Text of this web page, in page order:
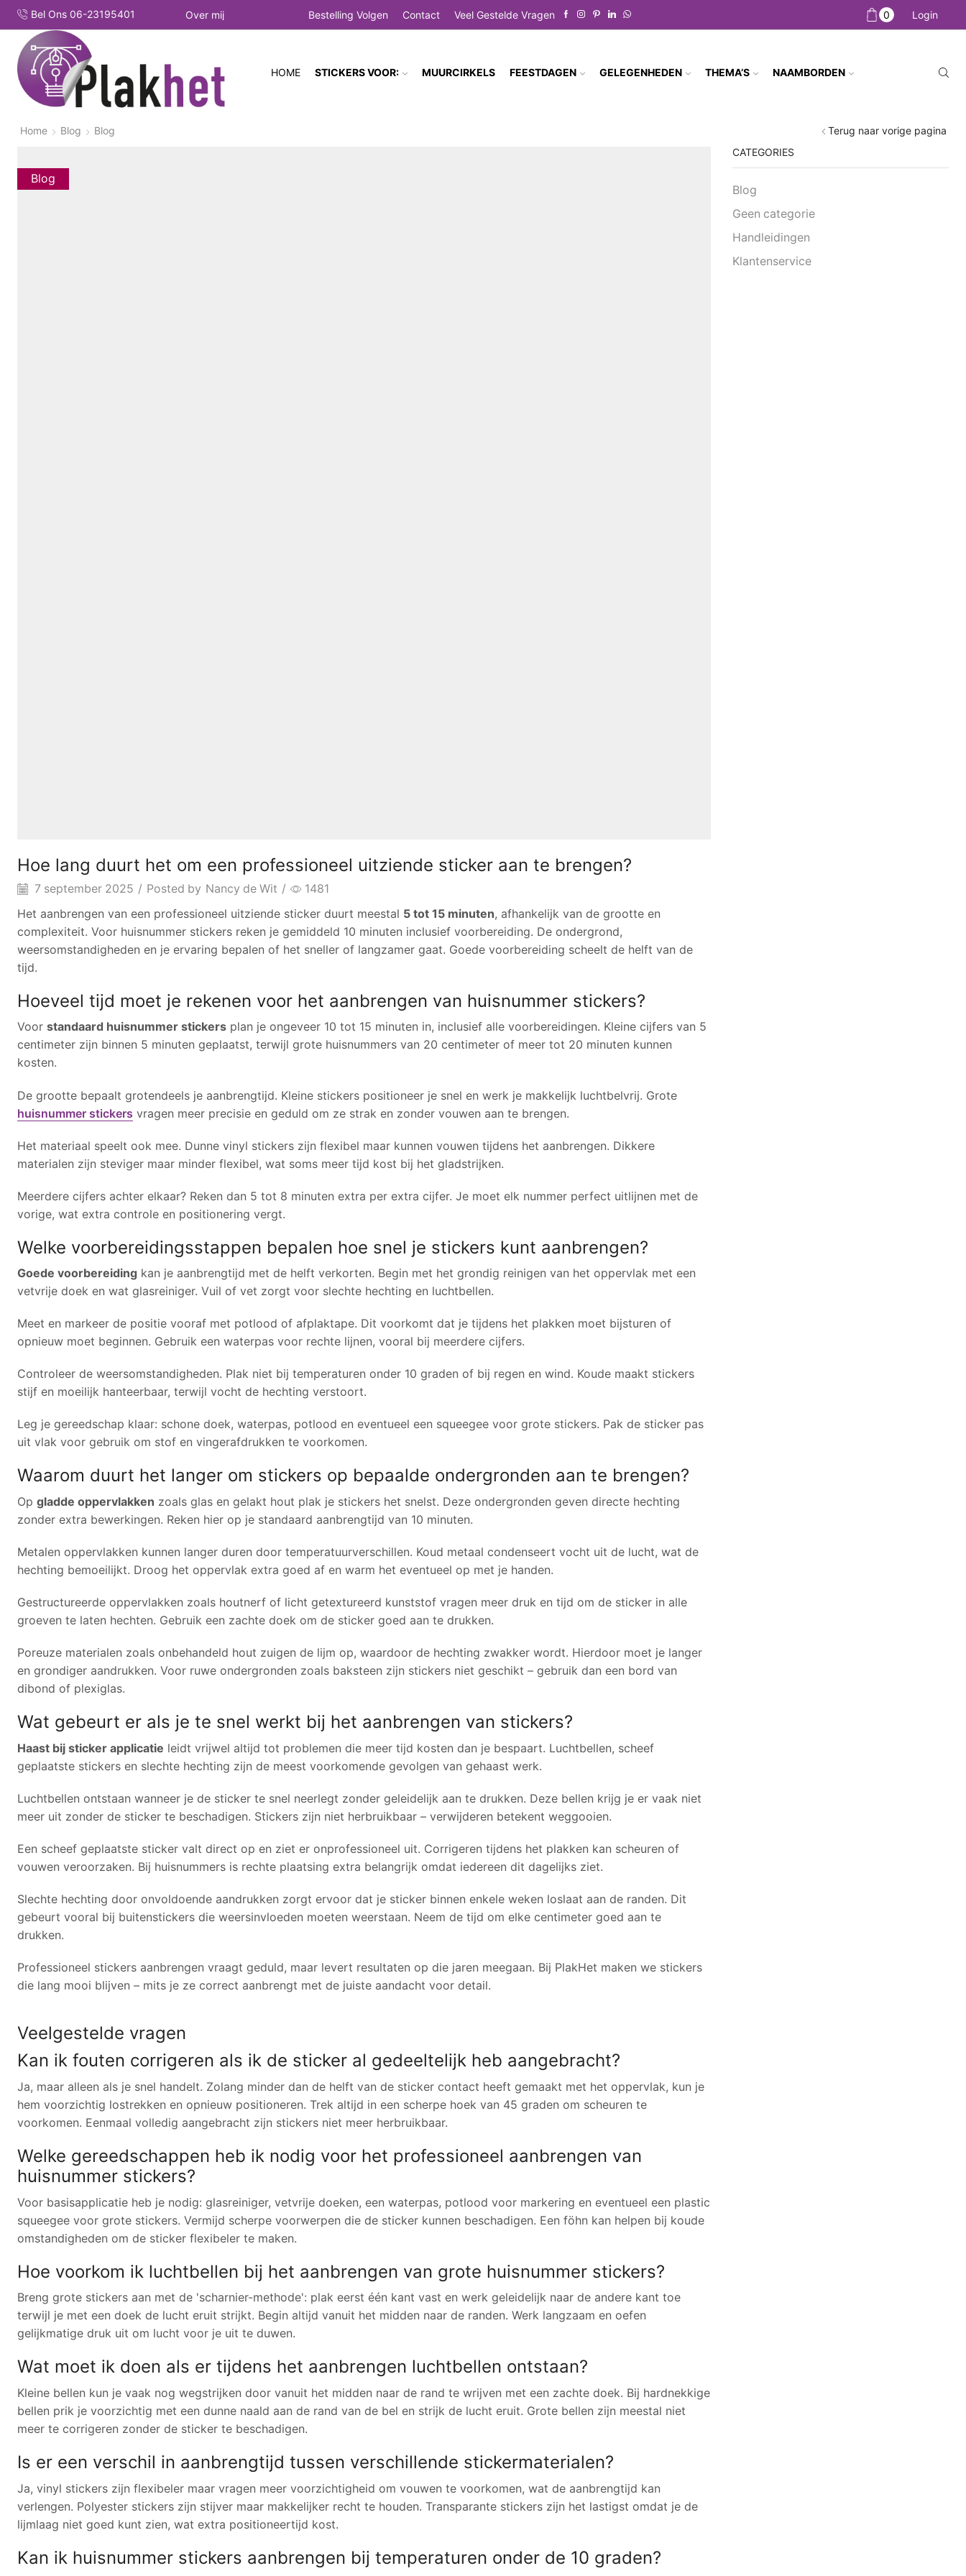
Bel Ons 06-23195401 Over mij Bestelling Volgen Contact Veel Gestelde Vragen 0 Login
HOME STICKERS VOOR: MUURCIRKELS FEESTDAGEN GELEGENHEDEN THEMA’S NAAMBORDEN
Terug naar vorige pagina
Home Blog Blog
Blog
Hoe lang duurt het om een professioneel uitziende sticker aan te brengen?
7 september 2025 / Posted by Nancy de Wit / 1481
Het aanbrengen van een professioneel uitziende sticker duurt meestal 5 tot 15 minuten, afhankelijk van de grootte en
complexiteit. Voor huisnummer stickers reken je gemiddeld 10 minuten inclusief voorbereiding. De ondergrond,
weersomstandigheden en je ervaring bepalen of het sneller of langzamer gaat. Goede voorbereiding scheelt de helft van de
tijd.
Hoeveel tijd moet je rekenen voor het aanbrengen van huisnummer stickers?
Voor standaard huisnummer stickers plan je ongeveer 10 tot 15 minuten in, inclusief alle voorbereidingen. Kleine cijfers van 5
centimeter zijn binnen 5 minuten geplaatst, terwijl grote huisnummers van 20 centimeter of meer tot 20 minuten kunnen
kosten.
De grootte bepaalt grotendeels je aanbrengtijd. Kleine stickers positioneer je snel en werk je makkelijk luchtbelvrij. Grote
huisnummer stickers vragen meer precisie en geduld om ze strak en zonder vouwen aan te brengen.
Het materiaal speelt ook mee. Dunne vinyl stickers zijn flexibel maar kunnen vouwen tijdens het aanbrengen. Dikkere
materialen zijn steviger maar minder flexibel, wat soms meer tijd kost bij het gladstrijken.
Meerdere cijfers achter elkaar? Reken dan 5 tot 8 minuten extra per extra cijfer. Je moet elk nummer perfect uitlijnen met de
vorige, wat extra controle en positionering vergt.
Welke voorbereidingsstappen bepalen hoe snel je stickers kunt aanbrengen?
Goede voorbereiding kan je aanbrengtijd met de helft verkorten. Begin met het grondig reinigen van het oppervlak met een
vetvrije doek en wat glasreiniger. Vuil of vet zorgt voor slechte hechting en luchtbellen.
Meet en markeer de positie vooraf met potlood of afplaktape. Dit voorkomt dat je tijdens het plakken moet bijsturen of
opnieuw moet beginnen. Gebruik een waterpas voor rechte lijnen, vooral bij meerdere cijfers.
Controleer de weersomstandigheden. Plak niet bij temperaturen onder 10 graden of bij regen en wind. Koude maakt stickers
stijf en moeilijk hanteerbaar, terwijl vocht de hechting verstoort.
Leg je gereedschap klaar: schone doek, waterpas, potlood en eventueel een squeegee voor grote stickers. Pak de sticker pas
uit vlak voor gebruik om stof en vingerafdrukken te voorkomen.
Waarom duurt het langer om stickers op bepaalde ondergronden aan te brengen?
Op gladde oppervlakken zoals glas en gelakt hout plak je stickers het snelst. Deze ondergronden geven directe hechting
zonder extra bewerkingen. Reken hier op je standaard aanbrengtijd van 10 minuten.
Metalen oppervlakken kunnen langer duren door temperatuurverschillen. Koud metaal condenseert vocht uit de lucht, wat de
hechting bemoeilijkt. Droog het oppervlak extra goed af en warm het eventueel op met je handen.
Gestructureerde oppervlakken zoals houtnerf of licht getextureerd kunststof vragen meer druk en tijd om de sticker in alle
groeven te laten hechten. Gebruik een zachte doek om de sticker goed aan te drukken.
Poreuze materialen zoals onbehandeld hout zuigen de lijm op, waardoor de hechting zwakker wordt. Hierdoor moet je langer
en grondiger aandrukken. Voor ruwe ondergronden zoals baksteen zijn stickers niet geschikt – gebruik dan een bord van
dibond of plexiglas.
Wat gebeurt er als je te snel werkt bij het aanbrengen van stickers?
Haast bij sticker applicatie leidt vrijwel altijd tot problemen die meer tijd kosten dan je bespaart. Luchtbellen, scheef
geplaatste stickers en slechte hechting zijn de meest voorkomende gevolgen van gehaast werk.
Luchtbellen ontstaan wanneer je de sticker te snel neerlegt zonder geleidelijk aan te drukken. Deze bellen krijg je er vaak niet
meer uit zonder de sticker te beschadigen. Stickers zijn niet herbruikbaar – verwijderen betekent weggooien.
Een scheef geplaatste sticker valt direct op en ziet er onprofessioneel uit. Corrigeren tijdens het plakken kan scheuren of
vouwen veroorzaken. Bij huisnummers is rechte plaatsing extra belangrijk omdat iedereen dit dagelijks ziet.
Slechte hechting door onvoldoende aandrukken zorgt ervoor dat je sticker binnen enkele weken loslaat aan de randen. Dit
gebeurt vooral bij buitenstickers die weersinvloeden moeten weerstaan. Neem de tijd om elke centimeter goed aan te
drukken.
Professioneel stickers aanbrengen vraagt geduld, maar levert resultaten op die jaren meegaan. Bij PlakHet maken we stickers
die lang mooi blijven – mits je ze correct aanbrengt met de juiste aandacht voor detail.
Veelgestelde vragen
Kan ik fouten corrigeren als ik de sticker al gedeeltelijk heb aangebracht?
Ja, maar alleen als je snel handelt. Zolang minder dan de helft van de sticker contact heeft gemaakt met het oppervlak, kun je
hem voorzichtig lostrekken en opnieuw positioneren. Trek altijd in een scherpe hoek van 45 graden om scheuren te
voorkomen. Eenmaal volledig aangebracht zijn stickers niet meer herbruikbaar.
Welke gereedschappen heb ik nodig voor het professioneel aanbrengen van
huisnummer stickers?
Voor basisapplicatie heb je nodig: glasreiniger, vetvrije doeken, een waterpas, potlood voor markering en eventueel een plastic
squeegee voor grote stickers. Vermijd scherpe voorwerpen die de sticker kunnen beschadigen. Een föhn kan helpen bij koude
omstandigheden om de sticker flexibeler te maken.
Hoe voorkom ik luchtbellen bij het aanbrengen van grote huisnummer stickers?
Breng grote stickers aan met de 'scharnier-methode': plak eerst één kant vast en werk geleidelijk naar de andere kant toe
terwijl je met een doek de lucht eruit strijkt. Begin altijd vanuit het midden naar de randen. Werk langzaam en oefen
gelijkmatige druk uit om lucht voor je uit te duwen.
Wat moet ik doen als er tijdens het aanbrengen luchtbellen ontstaan?
Kleine bellen kun je vaak nog wegstrijken door vanuit het midden naar de rand te wrijven met een zachte doek. Bij hardnekkige
bellen prik je voorzichtig met een dunne naald aan de rand van de bel en strijk de lucht eruit. Grote bellen zijn meestal niet
meer te corrigeren zonder de sticker te beschadigen.
Is er een verschil in aanbrengtijd tussen verschillende stickermaterialen?
Ja, vinyl stickers zijn flexibeler maar vragen meer voorzichtigheid om vouwen te voorkomen, wat de aanbrengtijd kan
verlengen. Polyester stickers zijn stijver maar makkelijker recht te houden. Transparante stickers zijn het lastigst omdat je de
lijmlaag niet goed kunt zien, wat extra positioneertijd kost.
Kan ik huisnummer stickers aanbrengen bij temperaturen onder de 10 graden?
CATEGORIES
Blog
Geen categorie
Handleidingen
Klantenservice